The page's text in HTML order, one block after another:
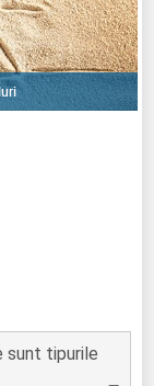
sunt tipurile